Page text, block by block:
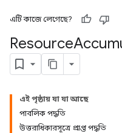
এটি কাজে লেগেছে?
Resource
এই পৃষ্ঠায় যা যা আছে
পাবলিক পদ্ধতি
উত্তরাধিকারসূত্রে প্রাপ্ত পদ্ধতি